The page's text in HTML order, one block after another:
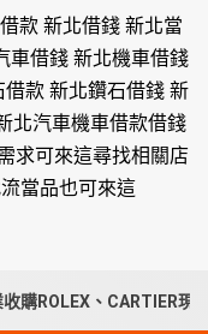
款 新北借錢 新北當
車借錢 新北機車借錢
款 新北鑽石借錢 新
北汽車機車借款借錢
求可來這尋找相關店
當品也可來這
、CARTIER現金收購